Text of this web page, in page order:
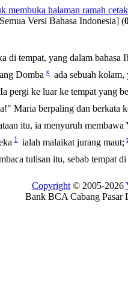
Versi Bahasa Indonesia] (
di tempat, yang dalam bahasa
Domba x ada sebuah kolam,
Ia pergi ke luar ke tempat yang
Maria berpaling dan berkata
itu, ia menyuruh
1 ialah malaikat jurang maut; t
tulisan itu, sebab tempat
Copyright© 2005-2026
Bank BCA Cabang Pasar